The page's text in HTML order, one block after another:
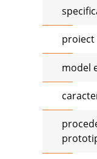
proiect
model